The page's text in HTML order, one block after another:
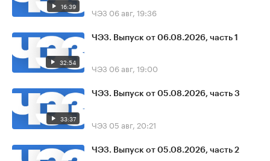
16:39 ЧЭЗ 06 авг, 19:36
32:54
ЧЭЗ. Выпуск от 06.08.2026, часть 1
ЧЭЗ 06 авг, 19:00
33:37
ЧЭЗ. Выпуск от 05.08.2026, часть 3
ЧЭЗ 05 авг, 20:21
ЧЭЗ. Выпуск от 05.08.2026, часть 2